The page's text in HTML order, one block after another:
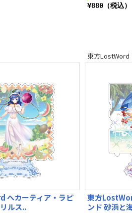
¥880（税込）
ヘカーティア・ラピ
ルス..
東方LostWord
東方
ンド 砂浜と